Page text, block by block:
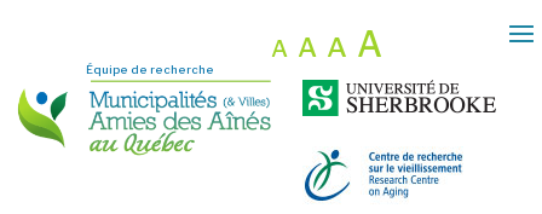
Équipe de recherche
A A A A